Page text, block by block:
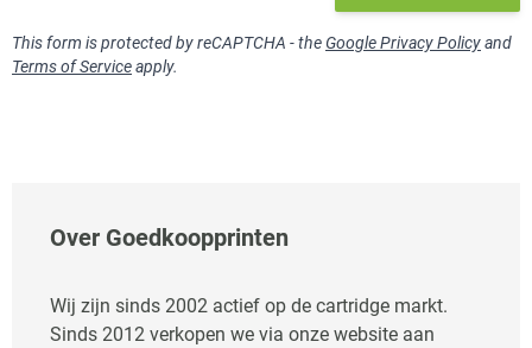
This form is protected by reCAPTCHA - the Google Privacy Policyand
Terms of Serviceapply.
Over Goedkoopprinten
Wij zijn sinds 2002 actief op de cartridge markt.
Sinds 2012 verkopen we via onze website aan